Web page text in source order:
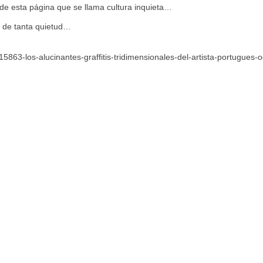
esta página que se llama cultura inquieta…
tanta quietud…
los-alucinantes-graffitis-tridimensionales-del-artista-portugues-